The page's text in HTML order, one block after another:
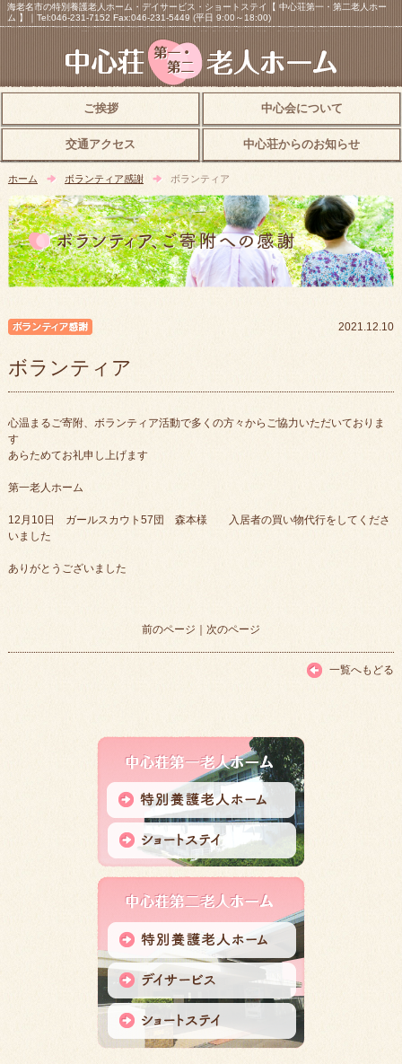
海老名市の特別養護老人ホーム・デイサービス・ショートステイ【 中心荘第一・第二老人ホー
ム 】｜Tel:046-231-7152 Fax:046-231-5449 (平日 9:00～18:00)
ご挨拶 中心会について
交通アクセス 中心荘からのお知らせ
ホーム ボランティア感謝 ボランティア
2021.12.10
ボランティア
心温まるご寄附、ボランティア活動で多くの方々からご協力いただいておりま
す
あらためてお礼申し上げます
第一老人ホーム
12月10日 ガールスカウト57団 森本様 入居者の買い物代行をしてくださ
いました
ありがとうございました
前のページ ｜ 次のページ
一覧へもどる